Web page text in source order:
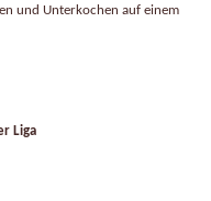
und Unterkochen auf einem
Liga